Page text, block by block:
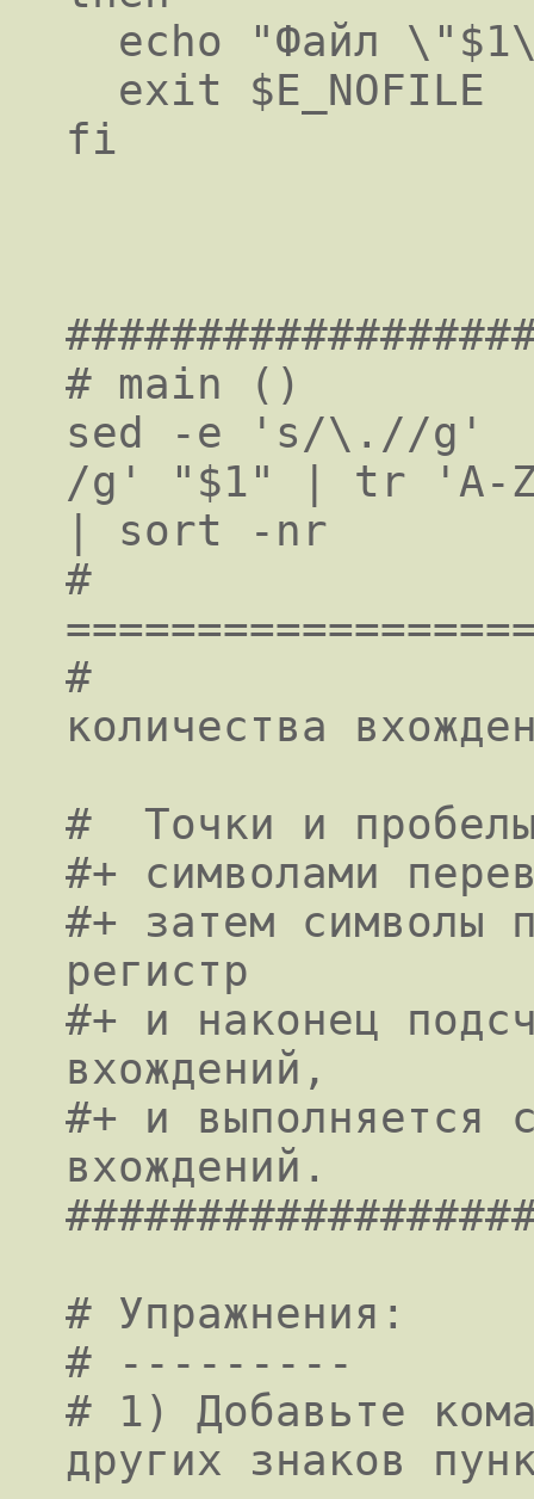
fi
# main ()
sed -e 's/\.//g'
/g' "$1" | tr 'A-
| sort -nr
#
#
количества
#  Точки и
#+ символами
#+ затем символы
регистр
#+ и наконец
вхождений,
#+ и выполняется
вхождений.
# Упражнения:
# ---------
# 1) Добавьте
других знаков